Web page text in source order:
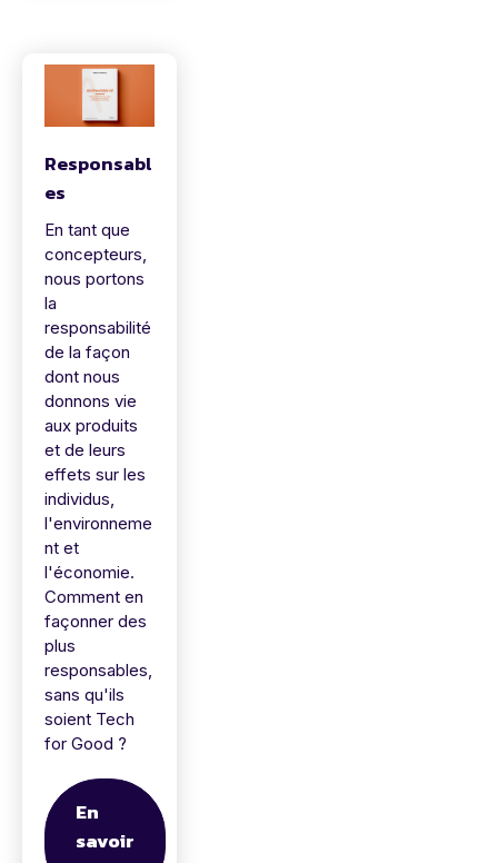
Responsabl
es
En tant que
concepteurs,
nous portons
la
responsabilité
de la façon
dont nous
donnons vie
aux produits
et de leurs
effets sur les
individus,
l'environneme
nt et
l'économie.
Comment en
façonner des
plus
responsables,
sans qu'ils
soient Tech
for Good ?
En
savoir